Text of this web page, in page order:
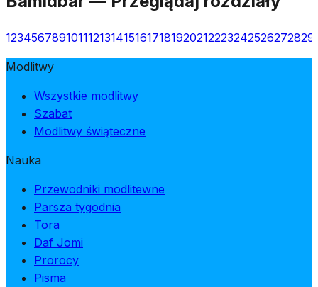
1234567891011121314151617181920212223242526272829
Modlitwy
Wszystkie modlitwy
Szabat
Modlitwy świąteczne
Nauka
Przewodniki modlitewne
Parsza tygodnia
Tora
Daf Jomi
Prorocy
Pisma